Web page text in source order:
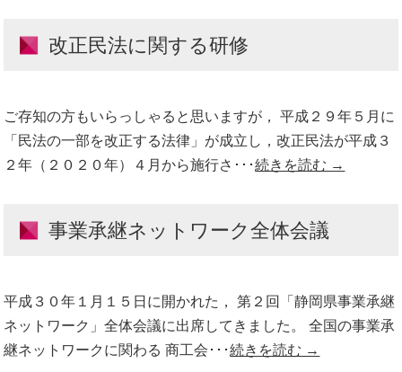
改正民法に関する研修
ご存知の方もいらっしゃると思いますが， 平成２９年５月に
「民法の一部を改正する法律」が成立し，改正民法が平成３
２年（２０２０年）４月から施行さ･･･続きを読む →
事業承継ネットワーク全体会議
平成３０年１月１５日に開かれた， 第２回「静岡県事業承継
ネットワーク」全体会議に出席してきました。 全国の事業承
継ネットワークに関わる 商工会･･･続きを読む →